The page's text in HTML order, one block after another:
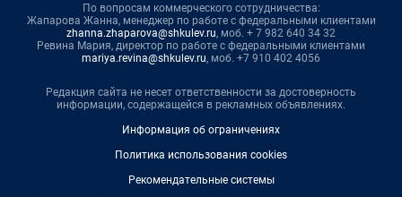
По вопросам коммерческого сотрудничества:
Жапарова Жанна, менеджер по работе с федеральными клиентами
zhanna.zhaparova@shkulev.ru, моб. + 7 982 640 34 32
Ревина Мария, директор по работе с федеральными клиентами
mariya.revina@shkulev.ru, моб. +7 910 402 4056
Редакция сайта не несет ответственности за достоверность
информации, содержащейся в рекламных объявлениях.
Информация об ограничениях
Политика использования cookies
Рекомендательные системы